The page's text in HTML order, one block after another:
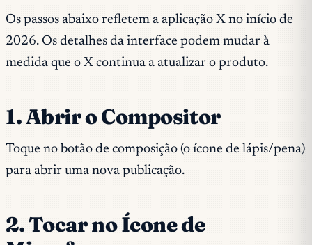
Os passos abaixo refletem a aplicação X no início de
2026. Os detalhes da interface podem mudar à
medida que o X continua a atualizar o produto.
1. Abrir o Compositor
Toque no botão de composição (o ícone de lápis/pena)
para abrir uma nova publicação.
2. Tocar no Ícone de